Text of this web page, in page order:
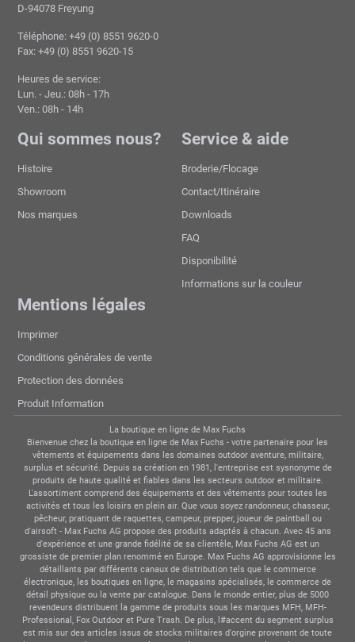
D-94078 Freyung
Téléphone: +49 (0) 8551 9620-0
Fax: +49 (0) 8551 9620-15
Heures de service:
Lun. - Jeu.: 08h - 17h
Ven.: 08h - 14h
Qui sommes nous?
Histoire
Showroom
Nos marques
Service & aide
Broderie/Flocage
Contact/Itinéraire
Downloads
FAQ
Disponibilité
Informations sur la couleur
Mentions légales
Imprimer
Conditions générales de vente
Protection des données
Produit Information
La boutique en ligne de Max Fuchs
Bienvenue chez la boutique en ligne de Max Fuchs - votre partenaire pour les
vêtements et équipements dans les domaines outdoor aventure, militaire,
surplus et sécurité. Depuis sa création en 1981, l'entreprise est sysnonyme de
produits de haute qualité et fiables dans les secteurs outdoor et militaire.
L'assortiment comprend des équipements et des vêtements pour toutes les
activités et tous les loisirs en plein air. Que vous soyez randonneur, chasseur,
pêcheur, pratiquant de raquettes, campeur, prepper, joueur de paintball ou
d'airsoft - Max Fuchs AG propose des produits adaptés à chacun. Avec 45 ans
d'expérience et une grande fidélité de sa clientèle, Max Fuchs AG est un
grossiste de premier plan renommé en Europe. Max Fuchs AG approvisionne les
détaillants par différents canaux de distribution tels que le commerce
électronique, les boutiques en ligne, le magasins spécialisés, le commerce de
détail physique ou la vente par catalogue. Dans le monde entier, plus de 5000
revendeurs distribuent la gamme de produits sous les marques MFH, MFH-
Professional, Fox Outdoor et Pure Trash. De plus, l#accent du segment surplus
est mis sur des articles issus de stocks militaires d'orgine provenant de toute